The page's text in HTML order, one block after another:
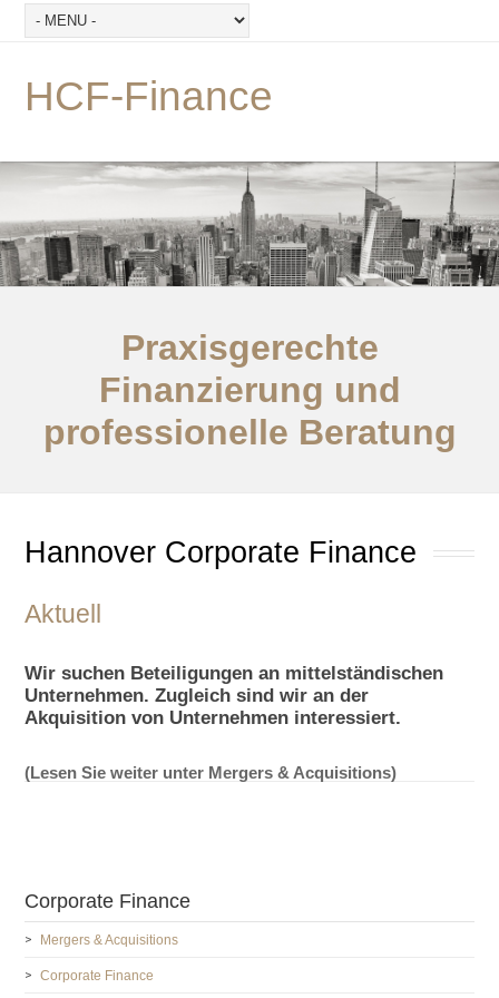
HCF-Finance
Praxisgerechte
Finanzierung und
professionelle Beratung
Hannover Corporate Finance
Aktuell
Wir suchen Beteiligungen an mittelständischen
Unternehmen. Zugleich sind wir an der
Akquisition von Unternehmen interessiert.
(Lesen Sie weiter unter Mergers & Acquisitions)
Corporate Finance
Mergers & Acquisitions
Corporate Finance